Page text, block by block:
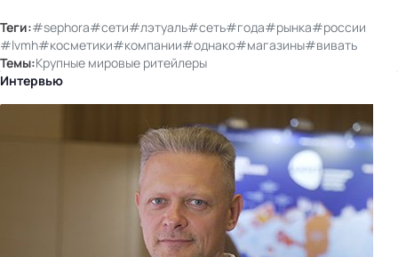
Теги:#sephora#сети#лэтуаль#сеть#года#рынка#россии
#lvmh#косметики#компании#однако#магазины#вивать
Темы:Крупные мировые ритейлеры
Интервью